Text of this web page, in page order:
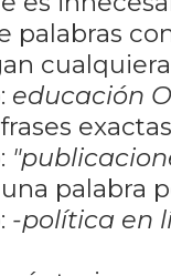
palabras
educación
una palabra
-política en